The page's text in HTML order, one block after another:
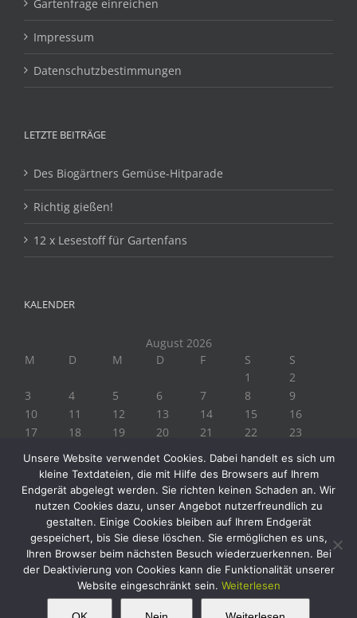
Gartenfrage einreichen
Impressum
Datenschutzbestimmungen
LETZTE BEITRÄGE
Des Biogärtners Gemüse-Hitparade
Richtig gießen!
12 x Lesestoff für Gartenfans
KALENDER
August 2026
M
D M D F S
S
1
2
3
4 5 6 7 8
9
10
11 12 13 14 15
16
17
18 19 20 21 22
23
« Juli
Copyright 2019 Biogärtner Ploberger | Alle Rechte vorbehalten
This website uses cookies and third party
Unsere Website verwendet Cookies. Dabei handelt es sich um
kleine Textdateien, die mit Hilfe des Browsers auf Ihrem
Endgerät abgelegt werden. Sie richten keinen Schaden an. Wir
nutzen Cookies dazu, unser Angebot nutzerfreundlich zu
gestalten. Einige Cookies bleiben auf Ihrem Endgerät
gespeichert, bis Sie diese löschen. Sie ermöglichen es uns,
Ihren Browser beim nächsten Besuch wiederzuerkennen. Bei
der Deaktivierung von Cookies kann die Funktionalität unserer
Website eingeschränkt sein. Weiterlesen